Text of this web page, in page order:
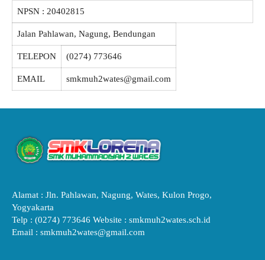
NPSN : 20402815
Jalan Pahlawan, Nagung, Bendungan
TELEPON (0274) 773646
EMAIL smkmuh2wates@gmail.com
Alamat : Jln. Pahlawan, Nagung, Wates, Kulon Progo,
Yogyakarta
Telp : (0274) 773646 Website : smkmuh2wates.sch.id
Email : smkmuh2wates@gmail.com